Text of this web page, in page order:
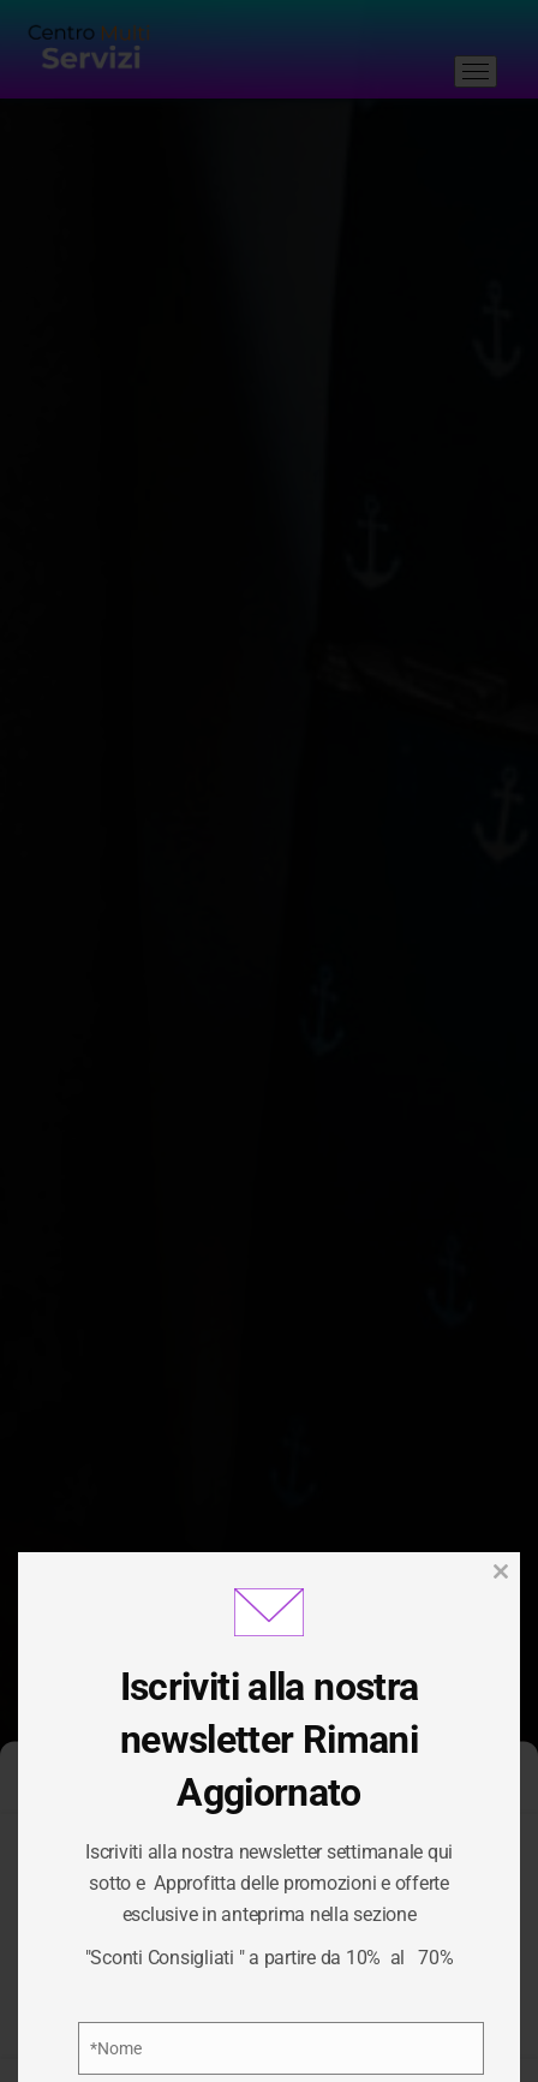
Gestisci Consenso Cookie
Per fornire le migliori esperienze, utilizziamo tecnologie come i
cookie per memorizzare e/o accedere alle informazioni del
dispositivo. Il consenso a queste tecnologie ci permetterà di
elaborare dati come il comportamento di navigazione o ID unici
TAG:SERVIZI
HARDWARE
HOME
Iscriviti alla nostra
newsletter Rimani
Aggiornato
Iscriviti alla nostra newsletter settimanale qui
sotto e Approfitta delle promozioni e offerte
esclusive in anteprima nella sezione
"Sconti Consigliati " a partire da 10% al 70%
*Nome